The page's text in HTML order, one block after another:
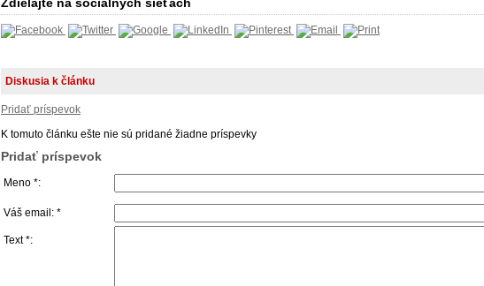
Diskusia k článku
Pridať príspevok
K tomuto článku ešte nie sú pridané žiadne príspevky
Pridať príspevok
Meno *:
Váš email: *
Text *: